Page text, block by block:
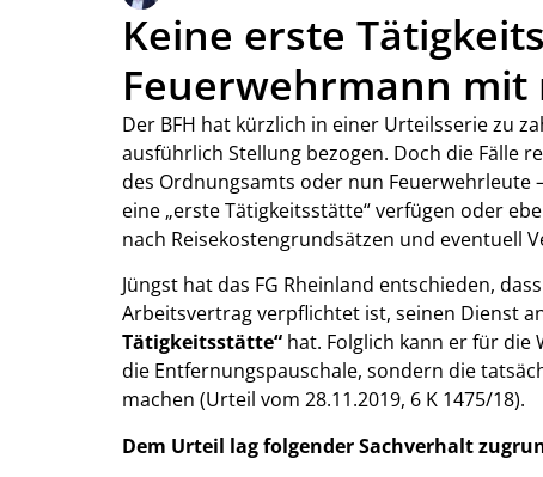
Keine erste
Feuerwehrmann mit
Der BFH hat kürzlich in einer Urteilsserie zu
ausführlich Stellung bezogen. Doch die Fälle
des Ordnungsamts oder nun Feuerwehrleute
eine „erste Tätigkeitsstätte“ verfügen oder
nach Reisekostengrundsätzen und eventuell
Jüngst hat das FG Rheinland entschieden,
Arbeitsvertrag verpflichtet ist, seinen Dienst
Tätigkeitsstätte“ hat. Folglich kann er für
die Entfernungspauschale, sondern die
machen (Urteil vom 28.11.2019, 6 K 1475/18).
Dem Urteil lag folgender Sachverhalt